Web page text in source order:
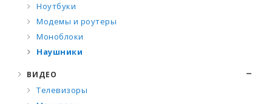
Ноутбуки
Модемы и роутеры
Моноблоки
Наушники
ВИДЕО
Телевизоры